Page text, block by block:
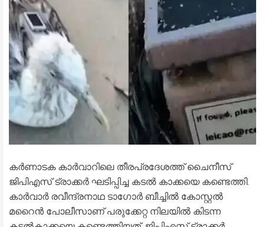
കർണാടക കാർവാറിലെ തീരപ്രദേശത്ത് ചൈനീസ്
ജിപിഎസ് ട്രാക്കർ ഘടിപ്പിച്ച കടൽ കാക്കയെ കണ്ടെത്തി.
കാർവാർ രവീന്ദ്രനാഥ ടാഗോർ ബീച്ചിൽ കോസ്റ്റൽ
മറൈൻ പോലീസാണ് പരുക്കേറ്റ നിലയിൽ കിടന്ന